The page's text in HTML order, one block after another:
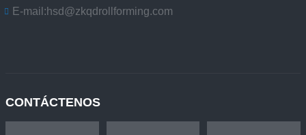
E-mail: hsd@zkqdrollforming.com
CONTÁCTENOS